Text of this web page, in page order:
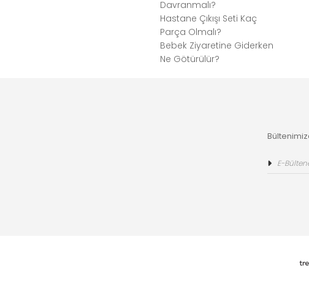
Davranmalı?
Hastane Çıkışı Seti Kaç
Parça Olmalı?
Bebek Ziyaretine Giderken
Ne Götürülür?